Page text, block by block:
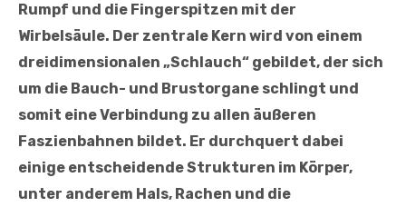
Rumpf und die Fingerspitzen mit der
Wirbelsäule. Der zentrale Kern wird von einem
dreidimensionalen „Schlauch“ gebildet, der sich
um die Bauch- und Brustorgane schlingt und
somit eine Verbindung zu allen äußeren
Faszienbahnen bildet. Er durchquert dabei
einige entscheidende Strukturen im Körper,
unter anderem Hals, Rachen und die